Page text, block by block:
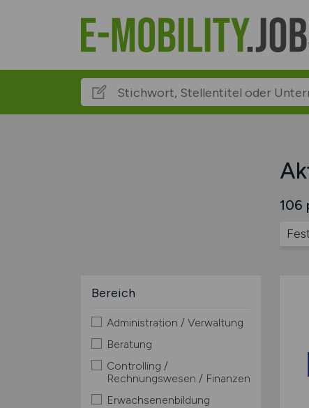
106
Bereich
Administration / Verwaltung
Beratung
Controlling /
Rechnungswesen / Finanzen
Erwachsenenbildung